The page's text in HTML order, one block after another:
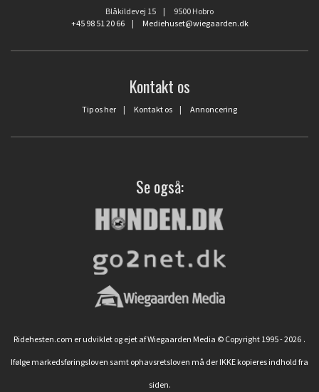
Blåkildevej 15 | 9500 Hobro
+45 98 51 20 66| Mediehuset@wiegaarden.dk
Kontakt os
Tip os her | Kontakt os | Annoncering
Se også:
Ridehesten.com er udviklet og ejet af Wiegaarden Media © Copyright 1995 - 2026 .
Ifølge markedsføringsloven samt ophavsretsloven må der IKKE kopieres indhold fra
siden.